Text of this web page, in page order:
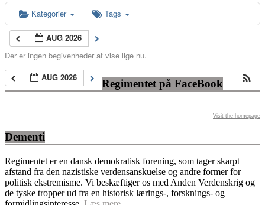
Kategorier Tags
AUG 2026
Der er ingen begivenheder at vise lige nu.
AUG 2026
Regimentet på FaceBook
Visit the homepage
Dementi
Regimentet er en dansk demokratisk forening, som tager skarpt
afstand fra den nazistiske verdensanskuelse og andre former for
politisk ekstremisme. Vi beskæftiger os med Anden Verdenskrig og
de tyske tropper ud fra en historisk lærings-, forsknings- og